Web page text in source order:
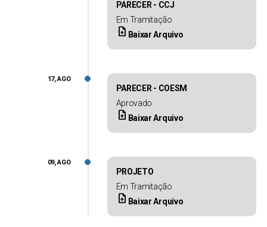
PARECER - CCJ
Em Tramitação
upload_file Baixar Arquivo
PARECER - COESM
Aprovado
upload_file Baixar Arquivo
17, AGO
PROJETO
Em Tramitação
upload_file Baixar Arquivo
09, AGO